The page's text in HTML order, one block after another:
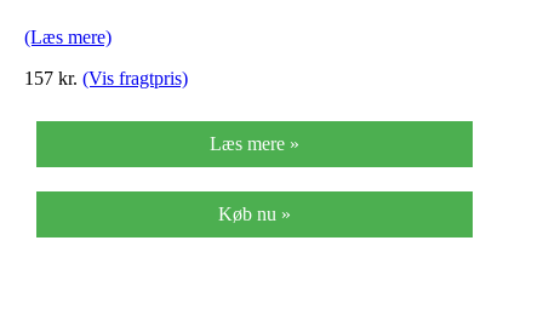
(2 stk.)
(Læs mere)
157 kr. (Vis fragtpris)
Læs mere »
Køb nu »